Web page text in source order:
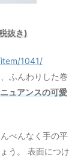
抜き)
1041/
ふんわりした巻
ュアンスの可愛
べんなく手の平
う。 表面につけ